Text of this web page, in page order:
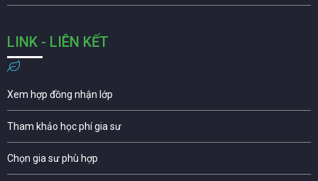
LINK - LIÊN KẾT
Xem hợp đồng nhận lớp
Tham khảo học phí gia sư
Chọn gia sư phù hợp